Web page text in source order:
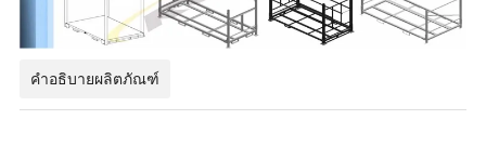
คำอธิบายผลิตภัณฑ์